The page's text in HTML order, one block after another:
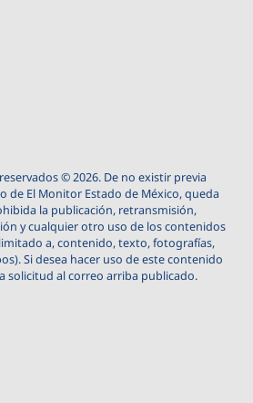
© 2026. De no existir previa
de El Monitor Estado de México, queda
la publicación, retransmisión,
y cualquier otro uso de los contenidos
a, contenido, texto, fotografías,
Si desea hacer uso de este contenido
solicitud al correo arriba publicado.